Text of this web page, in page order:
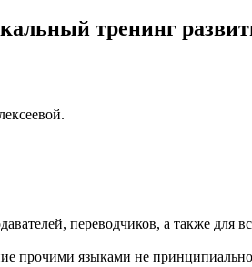
тренинг
переводчиков, а также для
прочими языками не